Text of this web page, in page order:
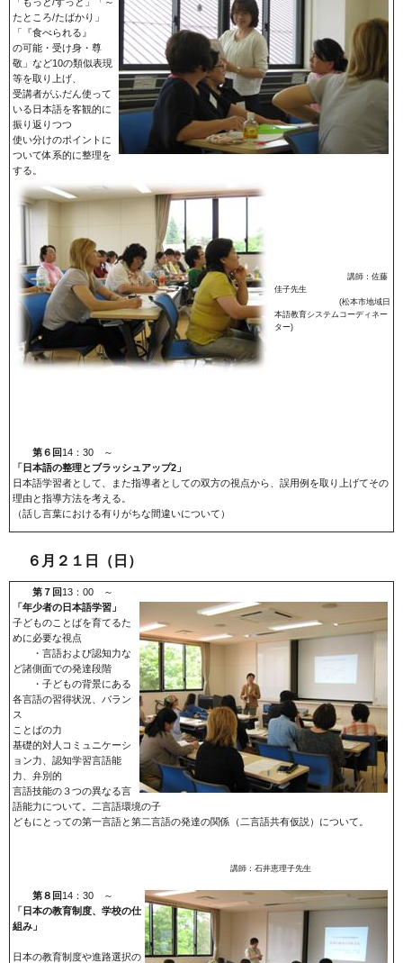
たところ/たばかり」
「『食べられる』
の可能・受け身・尊
敬」など10の類似表現
等を取り上げ、
受講者がふだん使って
いる日本語を客観的に
振り返りつつ
使い分けのポイントに
ついて体系的に整理を
する。
講師：佐藤
佳子先生
(松本市地域日
本語教育システムコーディネー
ター)
第６回 14：30 ～
「日本語の整理とブラッシュアップ2」
日本語学習者として、また指導者としての双方の視点から、誤用例を取り上げてその
理由と指導方法を考える。
（話し言葉における有りがちな間違いについて）
６月２１日（日）
第７回 13：00 ～
「年少者の日本語学習」
子どものことばを育てるた
めに必要な視点
・言語および認知力な
ど諸側面での発達段階
・子どもの背景にある
各言語の習得状況、バラン
ス
ことばの力
基礎的対人コミュニケーシ
ョン力、認知学習言語能
力、弁別的
言語技能の３つの異なる言
語能力について。二言語環境の子
どもにとっての第一言語と第二言語の発達の関係（二言語共有仮説）について。
講師：石井恵理子先生
第８回 14：30 ～
「日本の教育制度、学校の仕
組み」
日本の教育制度や進路選択の